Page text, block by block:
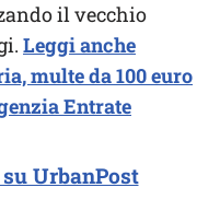
il vecchio
Leggi anche
multe da 100 euro
Entrate
UrbanPost